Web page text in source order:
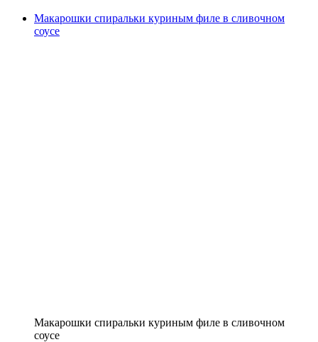
Макарошки спиральки куриным филе в сливочном
соусе
Макарошки спиральки куриным филе в сливочном
соусе